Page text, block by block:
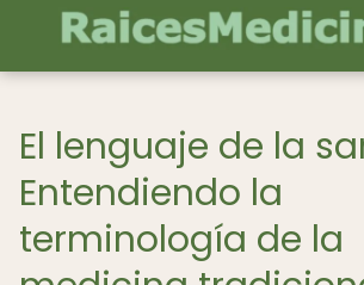
El lenguaje de la
Entendiendo la
terminología de la